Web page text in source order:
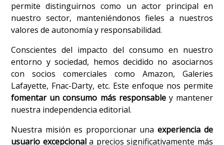
permite distinguirnos como un actor principal en
nuestro sector, manteniéndonos fieles a nuestros
valores de autonomía y responsabilidad.
Conscientes del impacto del consumo en nuestro
entorno y sociedad, hemos decidido no asociarnos
con socios comerciales como Amazon, Galeries
Lafayette, Fnac-Darty, etc. Este enfoque nos permite
fomentar un consumo más responsabley mantener
nuestra independencia editorial.
Nuestra misión es proporcionar una experiencia de
usuario excepcionala precios significativamente más